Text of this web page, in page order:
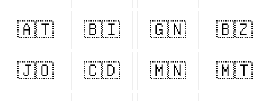
🇦🇹 🇧🇮 🇬🇳 🇧🇿
🇯🇴 🇨🇩 🇲🇳 🇲🇹